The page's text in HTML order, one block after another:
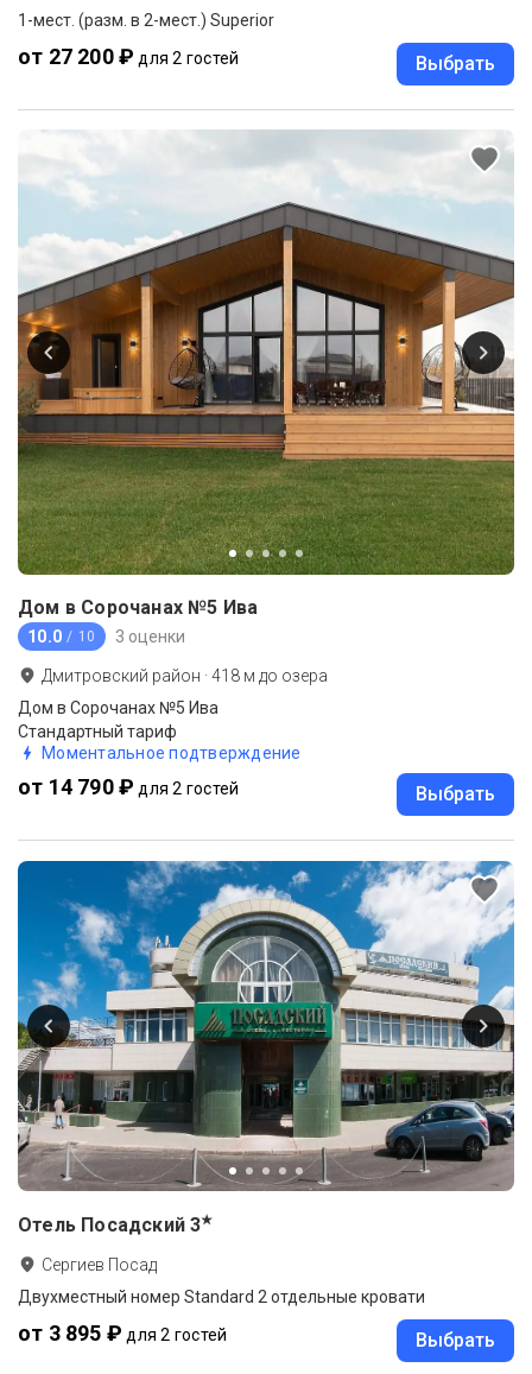
1-мест. (разм. в 2-мест.) Superior
от 27 200 ₽ для 2 гостей Выбрать
Дом в Сорочанах №5 Ива
10.0 / 10 3 оценки
Дмитровский район ·418 м до озера
Дом в Сорочанах №5 Ива
Стандартный тариф
Моментальное подтверждение
от 14 790 ₽ для 2 гостей Выбрать
Отель Посадский 3★
Сергиев Посад
Двухместный номер Standard 2 отдельные кровати
от 3 895 ₽ для 2 гостей Выбрать